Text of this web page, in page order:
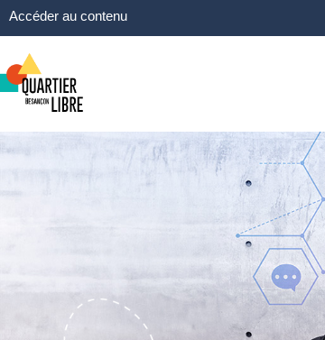
Accéder au contenu
Panneau de gestion des cookies